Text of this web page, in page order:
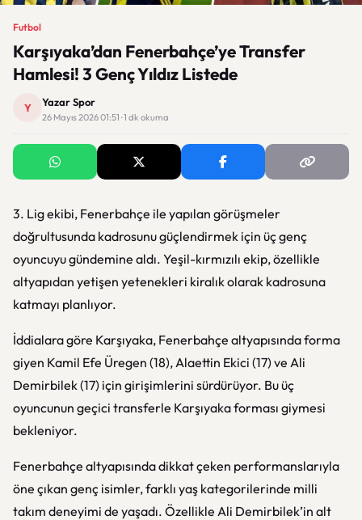
Futbol
Karşıyaka’dan Fenerbahçe’ye Transfer
Hamlesi! 3 Genç Yıldız Listede
Y Yazar Spor
26 Mayıs 2026 01:51 · 1 dk okuma
3. Lig ekibi, Fenerbahçe ile yapılan görüşmeler
doğrultusunda kadrosunu güçlendirmek için üç genç
oyuncuyu gündemine aldı. Yeşil-kırmızılı ekip, özellikle
altyapıdan yetişen yetenekleri kiralık olarak kadrosuna
katmayı planlıyor.
İddialara göre Karşıyaka, Fenerbahçe altyapısında forma
giyen Kamil Efe Üregen (18), Alaettin Ekici (17) ve Ali
Demirbilek (17) için girişimlerini sürdürüyor. Bu üç
oyuncunun geçici transferle Karşıyaka forması giymesi
bekleniyor.
Fenerbahçe altyapısında dikkat çeken performanslarıyla
öne çıkan genç isimler, farklı yaş kategorilerinde milli
takım deneyimi de yaşadı. Özellikle Ali Demirbilek’in alt